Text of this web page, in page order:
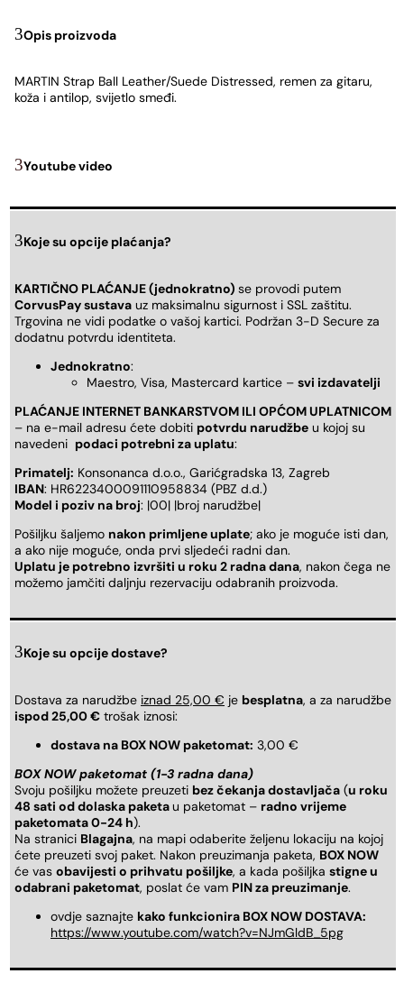
Opis proizvoda
MARTIN Strap Ball Leather/Suede Distressed, remen za gitaru,
koža i antilop, svijetlo smeđi.
Youtube video
Koje su opcije plaćanja?
KARTIČNO PLAĆANJE (jednokratno) se provodi putem
CorvusPay sustava uz maksimalnu sigurnost i SSL zaštitu.
Trgovina ne vidi podatke o vašoj kartici. Podržan 3-D Secure za
dodatnu potvrdu identiteta.
Jednokratno:
Maestro, Visa, Mastercard kartice – svi izdavatelji
PLAĆANJE INTERNET BANKARSTVOM ILI OPĆOM UPLATNICOM
– na e-mail adresu ćete dobiti potvrdu narudžbe u kojoj su
navedeni podaci potrebni za uplatu:
Primatelj: Konsonanca d.o.o., Garićgradska 13, Zagreb
IBAN: HR6223400091110958834 (PBZ d.d.)
Model i poziv na broj: |00| |broj narudžbe|
Pošiljku šaljemo nakon primljene uplate; ako je moguće isti dan,
a ako nije moguće, onda prvi sljedeći radni dan.
Uplatu je potrebno izvršiti u roku 2 radna dana, nakon čega ne
možemo jamčiti daljnju rezervaciju odabranih proizvoda.
Koje su opcije dostave?
Dostava za narudžbe iznad 25,00 € je besplatna, a za narudžbe
ispod 25,00 € trošak iznosi:
dostava na BOX NOW paketomat: 3,00 €
BOX NOW paketomat (1-3 radna dana)
Svoju pošiljku možete preuzeti bez čekanja dostavljača (u roku
48 sati od dolaska paketau paketomat – radno vrijeme
paketomata 0-24 h).
Na stranici Blagajna, na mapi odaberite željenu lokaciju na kojoj
ćete preuzeti svoj paket. Nakon preuzimanja paketa, BOX NOW
će vas obavijesti o prihvatu pošiljke, a kada pošiljka stigne u
odabrani paketomat, poslat će vam PIN za preuzimanje.
ovdje saznajte kako funkcionira BOX NOW DOSTAVA:
https://www.youtube.com/watch?v=NJmGldB_5pg